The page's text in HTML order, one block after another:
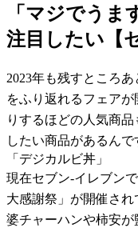
「マジでうま
注目したい【
2023年も残すところ
をふり返れるフェア
りするほどの人気商
したい商品があるんで
「デジカルビ丼」
現在セブン-イレブン
大感謝祭」が開催さ
婆チャーハンや柿安